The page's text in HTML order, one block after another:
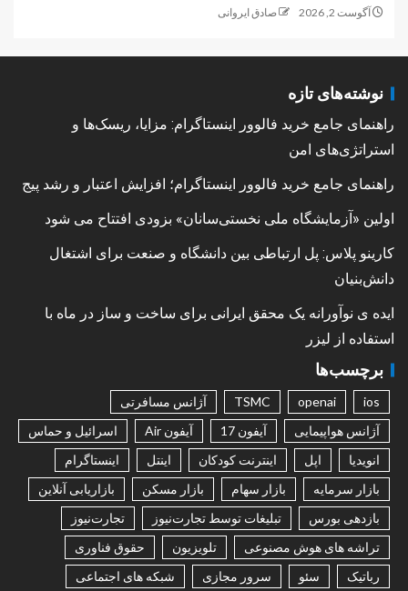
آگوست 2, 2026 صادق ایروانی
نوشته‌های تازه
راهنمای جامع خرید فالوور اینستاگرام: مزایا، ریسک‌ها و
استراتژی‌های امن
راهنمای جامع خرید فالوور اینستاگرام؛ افزایش اعتبار و رشد پیج
اولین «آزمایشگاه ملی نخستی‌سانان» بزودی افتتاح می شود
کارینو پلاس: پل ارتباطی بین دانشگاه و صنعت برای اشتغال
دانش‌بنیان
ایده ی نوآورانه یک محقق ایرانی برای ساخت و ساز در ماه با
استفاده از لیزر
برچسب‌ها
ios
openai
TSMC
آژانس مسافرتی
آژانس هواپیمایی
آیفون 17 آیفون Air
اسرائیل و حماس
انویدیا
اپل اینترنت کودکان اینتل
اینستاگرام
بازار سرمایه
بازار سهام بازار مسکن
بازاریابی آنلاین
بازدهی بورس
تبلیغات توسط تجارت‌نیوز
تجارت‌نیوز
تراشه های هوش مصنوعی
تلویزیون
حقوق فناوری
رباتیک
سئو سرور مجازی
شبکه های اجتماعی